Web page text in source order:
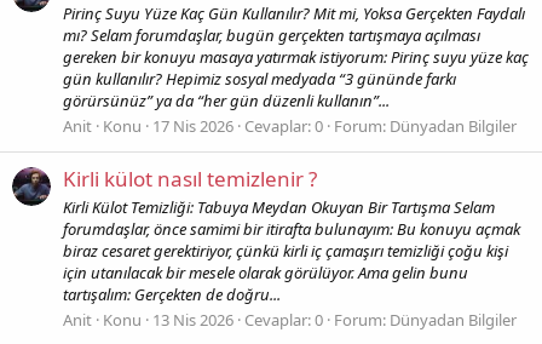
Pirinç Suyu Yüze Kaç Gün Kullanılır? Mit mi, Yoksa Gerçekten Faydalı
mı? Selam forumdaşlar, bugün gerçekten tartışmaya açılması
gereken bir konuyu masaya yatırmak istiyorum: Pirinç suyu yüze kaç
gün kullanılır? Hepimiz sosyal medyada “3 gününde farkı
görürsünüz” ya da “her gün düzenli kullanın”...
Anit Konu 17 Nis 2026 Cevaplar: 0 Forum: Dünyadan Bilgiler
Kirli külot nasıl temizlenir ?
Kirli Külot Temizliği: Tabuya Meydan Okuyan Bir Tartışma Selam
forumdaşlar, önce samimi bir itirafta bulunayım: Bu konuyu açmak
biraz cesaret gerektiriyor, çünkü kirli iç çamaşırı temizliği çoğu kişi
için utanılacak bir mesele olarak görülüyor. Ama gelin bunu
tartışalım: Gerçekten de doğru...
Anit Konu 13 Nis 2026 Cevaplar: 0 Forum: Dünyadan Bilgiler